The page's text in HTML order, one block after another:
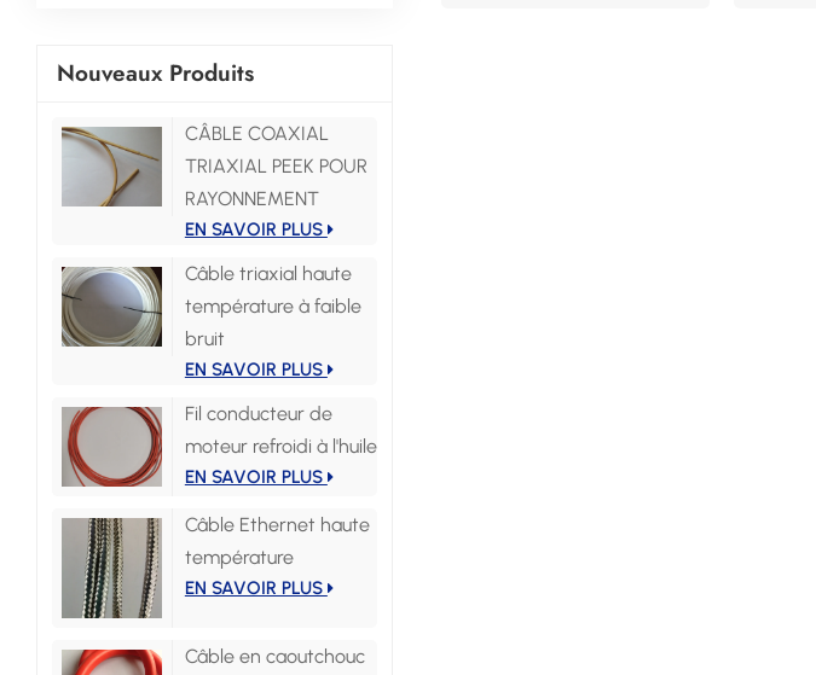
Nouveaux Produits
CÂBLE COAXIAL
TRIAXIAL PEEK POUR
RAYONNEMENT
EN SAVOIR PLUS
Câble triaxial haute
température à faible
bruit
EN SAVOIR PLUS
Fil conducteur de
moteur refroidi à l'huile
EN SAVOIR PLUS
Câble Ethernet haute
température
EN SAVOIR PLUS
Câble en caoutchouc